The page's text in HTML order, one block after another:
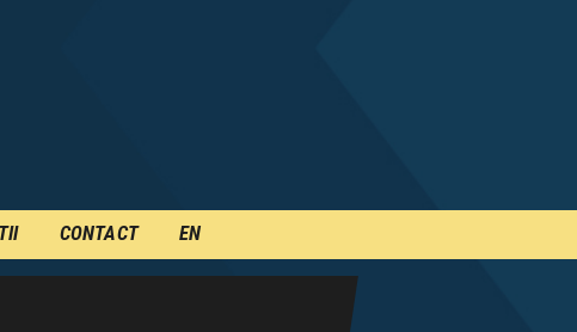
CONTACT EN